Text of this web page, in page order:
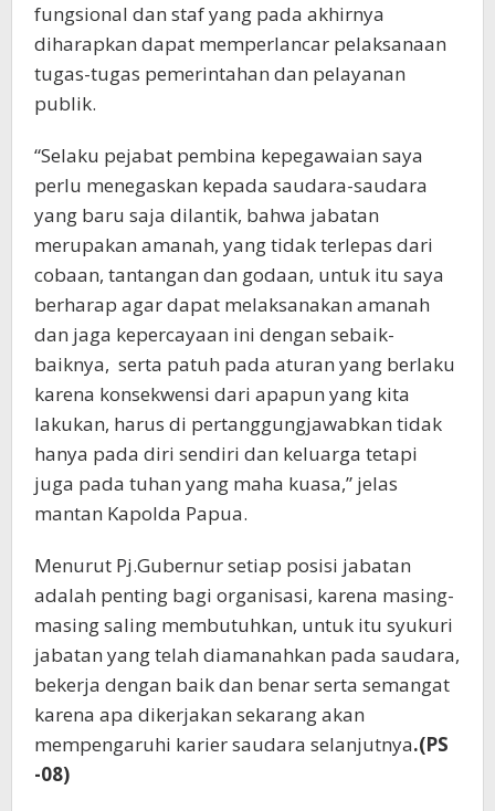
fungsional dan staf yang pada akhirnya
diharapkan dapat memperlancar pelaksanaan
tugas-tugas pemerintahan dan pelayanan
publik.
“Selaku pejabat pembina kepegawaian saya
perlu menegaskan kepada saudara-saudara
yang baru saja dilantik, bahwa jabatan
merupakan amanah, yang tidak terlepas dari
cobaan, tantangan dan godaan, untuk itu saya
berharap agar dapat melaksanakan amanah
dan jaga kepercayaan ini dengan sebaik-
baiknya, serta patuh pada aturan yang berlaku
karena konsekwensi dari apapun yang kita
lakukan, harus di pertanggungjawabkan tidak
hanya pada diri sendiri dan keluarga tetapi
juga pada tuhan yang maha kuasa,” jelas
mantan Kapolda Papua.
Menurut Pj.Gubernur setiap posisi jabatan
adalah penting bagi organisasi, karena masing-
masing saling membutuhkan, untuk itu syukuri
jabatan yang telah diamanahkan pada saudara,
bekerja dengan baik dan benar serta semangat
karena apa dikerjakan sekarang akan
mempengaruhi karier saudara selanjutnya.(PS
-08)